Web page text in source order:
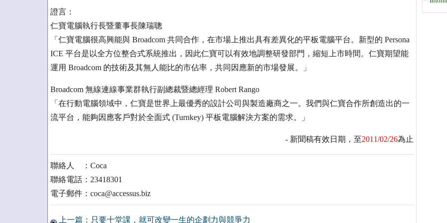
證言：
仁寶電腦執行長暨董事長陳瑞聰
「仁寶電腦很高興能與 Broadcom 共同合作，在市場上推出具有差異化的平板電腦平台。新型的 Persona
ICE 平台是以全方位整合式系統推出，因此仁寶可以有效地調整研發部門，縮短上市時間。仁寶期望能
運用 Broadcom 的技術及其無人能比的市佔率，共同因應新的市場發展。」
Broadcom 無線連線事業群執行副總裁暨總經理 Robert Rango
「在行動電腦領域中，仁寶是世界上最優秀的設計公司與製造廠商之一。我們與仁寶合作所創造出的一
流平台，能夠因應客戶對於全面式 (Turnkey) 平板電腦解決方案的需求。」
- 新聞稿有效日期，至2011/02/26為止
聯絡人 ：Coca
聯絡電話：23418301
電子郵件：coca@accessus.biz
上一篇：只要十堂課，就可改變一生的企劃力與競爭力